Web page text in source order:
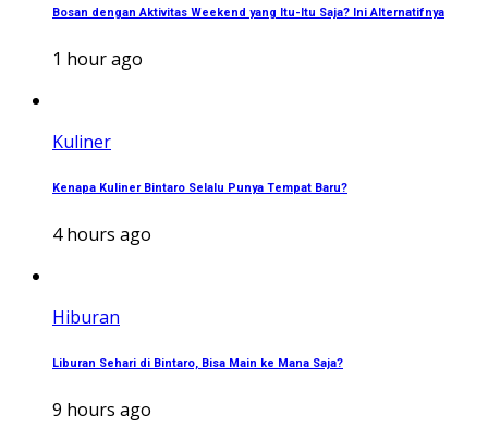
Bosan dengan Aktivitas Weekend yang Itu-Itu Saja? Ini Alternatifnya
1 hour ago
Kuliner
Kenapa Kuliner Bintaro Selalu Punya Tempat Baru?
4 hours ago
Hiburan
Liburan Sehari di Bintaro, Bisa Main ke Mana Saja?
9 hours ago